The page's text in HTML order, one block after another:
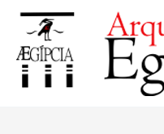
conteúdo